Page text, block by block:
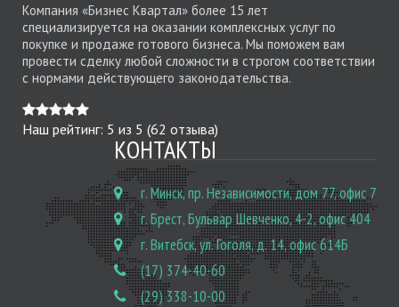
Компания «Бизнес Квартал» более 15 лет
специализируется на оказании комплексных услуг по
покупке и продаже готового бизнеса. Мы поможем вам
провести сделку любой сложности в строгом соответствии
с нормами действующего законодательства.
Наш рейтинг: 5 из 5 (62 отзыва)
КОНТАКТЫ
г. Минск, пр. Независимости, дом 77, офис 7
г. Брест, Бульвар Шевченко, 4-2, офис 404
г. Витебск, ул. Гоголя, д. 14, офис 614Б
(17) 374-40-60
(29) 338-10-00